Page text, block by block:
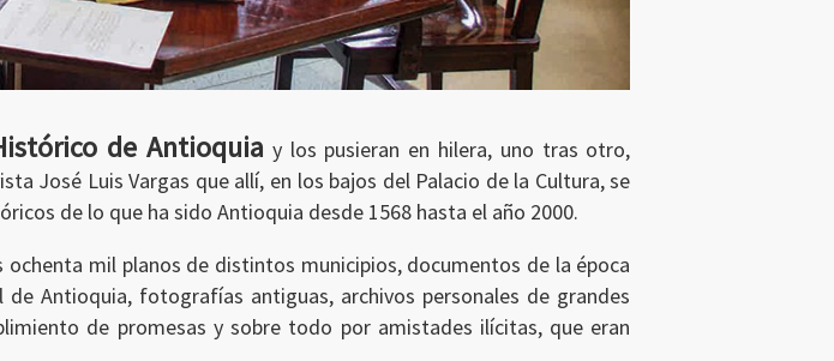
de Antioquia y los pusieran en hilera, uno tras otro,
José Luis Vargas que allí, en los bajos del Palacio de la Cultura, se
de lo que ha sido Antioquia desde 1568 hasta el año 2000.
mil planos de distintos municipios, documentos de la época
Antioquia, fotografías antiguas, archivos personales de grandes
de promesas y sobre todo por amistades ilícitas, que eran